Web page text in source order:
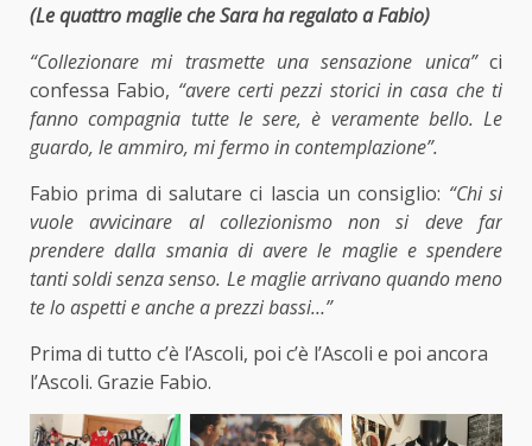
(Le quattro maglie che Sara ha regalato a Fabio)
“Collezionaremi trasmette una sensazione unica”ci
confessa Fabio, “avere certi pezzi storici in casa che ti
fanno compagnia tutte le sere, è veramente bello. Le
guardo, le ammiro, mi fermo in contemplazione”.
Fabio prima di salutare ci lascia un consiglio: “Chi si
vuole avvicinare al collezionismo non si deve far
prendere dalla smania di avere le maglie e spendere
tanti soldi senza senso. Le maglie arrivano quando meno
te lo aspetti e anche a prezzi bassi…”
Prima di tutto c’è l’Ascoli, poi c’è l’Ascoli e poi ancora
l’Ascoli. Grazie Fabio.